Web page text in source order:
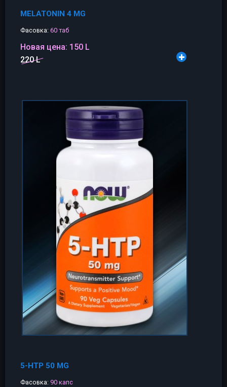
MELATONIN 4 MG
Фасовка: 60 таб
Новая цена: 150 L
220 L
5-HTP 50 MG
Фасовка: 90 капс